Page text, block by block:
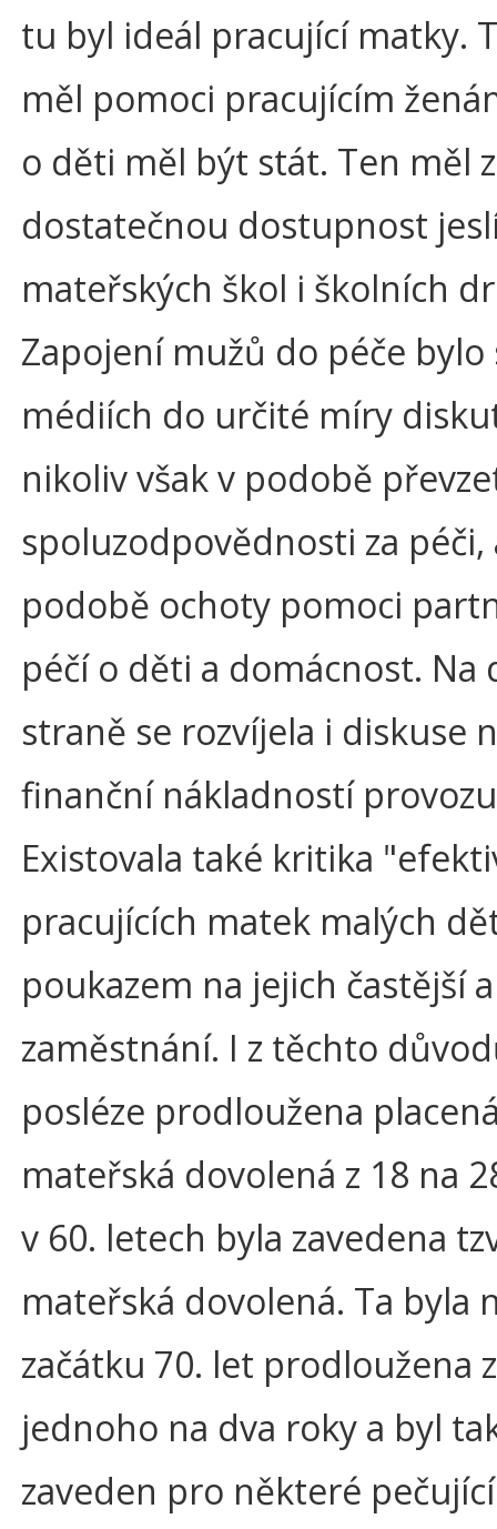
tu byl ideál pracující matky.
měl pomoci pracujícím
o děti měl být stát. Ten měl
dostatečnou dostupnost
mateřských škol i školních
Zapojení mužů do péče bylo
médiích do určité míry
nikoliv však v podobě
spoluzodpovědnosti za péči,
podobě ochoty pomoci
péčí o děti a domácnost. Na
straně se rozvíjela i diskuse
finanční nákladností
Existovala také kritika
pracujících matek malých
poukazem na jejich častější
zaměstnání. I z těchto
posléze prodloužena
mateřská dovolená z 18 na
v 60. letech byla zavedena
mateřská dovolená. Ta byla
začátku 70. let prodloužena z
jednoho na dva roky a byl
zaveden pro některé